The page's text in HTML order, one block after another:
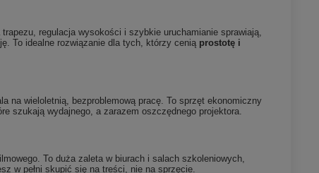
regulacja wysokości i szybkie uruchamianie sprawiają,
To idealne rozwiązanie dla tych, którzy cenią prostotę i
na wieloletnią, bezproblemową pracę. To sprzęt ekonomiczny
szukają wydajnego, a zarazem oszczędnego projektora.
To duża zaleta w biurach i salach szkoleniowych,
w pełni skupić się na treści, nie na sprzęcie.